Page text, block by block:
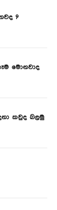
?
මොනවාද
කවුද බලමු